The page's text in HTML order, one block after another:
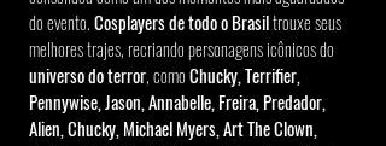
do evento. Cosplayers de todo o Brasil trouxe seus
melhores trajes, recriando personagens icônicos do
universo do terror, como Chucky, Terrifier,
Pennywise, Jason, Annabelle, Freira, Predador,
Alien, Chucky, Michael Myers, Art The Clown,